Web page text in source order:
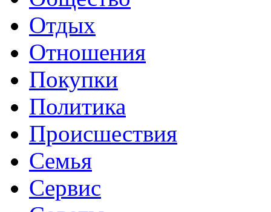
Отдых
Отношения
Покупки
Политика
Происшествия
Семья
Сервис